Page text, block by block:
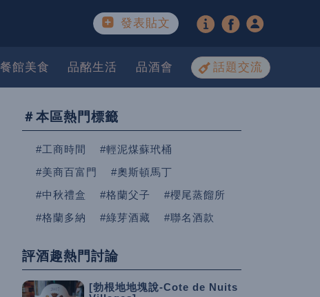
發表貼文
餐館美食 品酩生活 品酒會 話題交流
＃本區熱門標籤
#工商時間
#輕泥煤蘇玳桶
#美商百富門
#奧斯頓馬丁
#中秋禮盒
#格蘭父子
#櫻尾蒸餾所
#格蘭多納
#綠芽酒藏 #聯名酒款
評酒趣熱門討論
[勃根地地塊說-Cote de Nuits